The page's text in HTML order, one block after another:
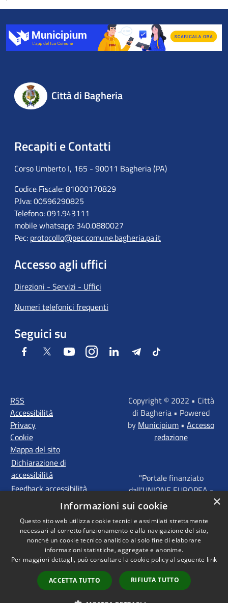
Città di Bagheria
Recapiti e Contatti
Corso Umberto I, 165 - 90011 Bagheria (PA)
Codice Fiscale: 81000170829
P.Iva: 00596290825
Telefono: 091.943111
mobile whatsapp: 340.0880027
Pec: protocollo@pec.comune.bagheria.pa.it
Accesso agli uffici
Direzioni - Servizi - Uffici
Numeri telefonici frequenti
Seguici su
Facebook Twitter YoutubeInstagramLinkedIn TelegramTiktok
RSS
Accessibilità
Privacy
Cookie
Mappa del sito
Dichiarazione di
accessibilità
Feedback accessibilità
Copyright © 2022 • Città
di Bagheria • Powered
by Municipium • Accesso
redazione
"Portale finanziato
dall'UNIONE EUROPEA -
FONDI STRUTTURALI
EUROPEI - Programma
Operativo FESR Sicilia
2014 - 2020 Agenda
Urbana ITI "Palermo -
Bagheria"
×
Informazioni sui cookie
Questo sito web utilizza cookie tecnici e assimilati strettamente
necessari al corretto funzionamento e alla navigazione del sito,
nonché un cookie tecnico analitico al solo fine di elaborare
informazioni statistiche, aggregate e anonime.
Per maggiori dettagli, può consultare la cookie policy al seguente link
ACCETTA TUTTO RIFIUTA TUTTO